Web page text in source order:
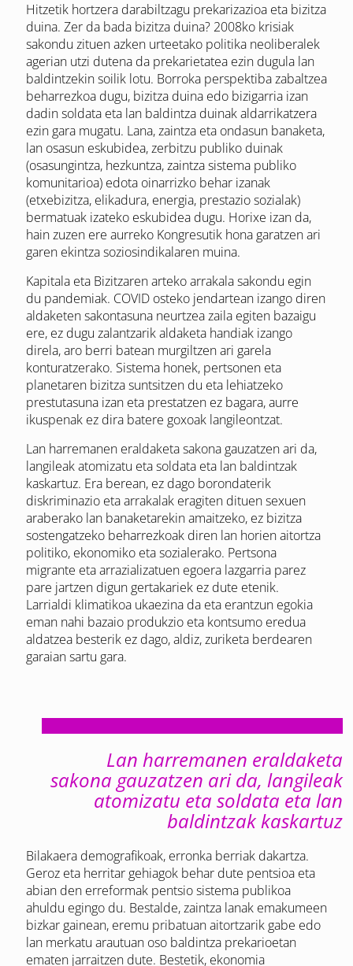
Hitzetik hortzera darabiltzagu prekarizazioa eta bizitza
duina. Zer da bada bizitza duina? 2008ko krisiak
sakondu zituen azken urteetako politika neoliberalek
agerian utzi dutena da prekarietatea ezin dugula lan
baldintzekin soilik lotu. Borroka perspektiba zabaltzea
beharrezkoa dugu, bizitza duina edo bizigarria izan
dadin soldata eta lan baldintza duinak aldarrikatzera
ezin gara mugatu. Lana, zaintza eta ondasun banaketa,
lan osasun eskubidea, zerbitzu publiko duinak
(osasungintza, hezkuntza, zaintza sistema publiko
komunitarioa) edota oinarrizko behar izanak
(etxebizitza, elikadura, energia, prestazio sozialak)
bermatuak izateko eskubidea dugu. Horixe izan da,
hain zuzen ere aurreko Kongresutik hona garatzen ari
garen ekintza soziosindikalaren muina.
Kapitala eta Bizitzaren arteko arrakala sakondu egin
du pandemiak. COVID osteko jendartean izango diren
aldaketen sakontasuna neurtzea zaila egiten bazaigu
ere, ez dugu zalantzarik aldaketa handiak izango
direla, aro berri batean murgiltzen ari garela
konturatzerako. Sistema honek, pertsonen eta
planetaren bizitza suntsitzen du eta lehiatzeko
prestutasuna izan eta prestatzen ez bagara, aurre
ikuspenak ez dira batere goxoak langileontzat.
Lan harremanen eraldaketa sakona gauzatzen ari da,
langileak atomizatu eta soldata eta lan baldintzak
kaskartuz. Era berean, ez dago borondaterik
diskriminazio eta arrakalak eragiten dituen sexuen
araberako lan banaketarekin amaitzeko, ez bizitza
sostengatzeko beharrezkoak diren lan horien aitortza
politiko, ekonomiko eta sozialerako. Pertsona
migrante eta arrazializatuen egoera lazgarria parez
pare jartzen digun gertakariek ez dute etenik.
Larrialdi klimatikoa ukaezina da eta erantzun egokia
eman nahi bazaio produkzio eta kontsumo eredua
aldatzea besterik ez dago, aldiz, zuriketa berdearen
garaian sartu gara.
Lan harremanen eraldaketa
sakona gauzatzen ari da, langileak
atomizatu eta soldata eta lan
baldintzak kaskartuz
Bilakaera demografikoak, erronka berriak dakartza.
Geroz eta herritar gehiagok behar dute pentsioa eta
abian den erreformak pentsio sistema publikoa
ahuldu egingo du. Bestalde, zaintza lanak emakumeen
bizkar gainean, eremu pribatuan aitortzarik gabe edo
lan merkatu arautuan oso baldintza prekarioetan
ematen jarraitzen dute. Bestetik, ekonomia